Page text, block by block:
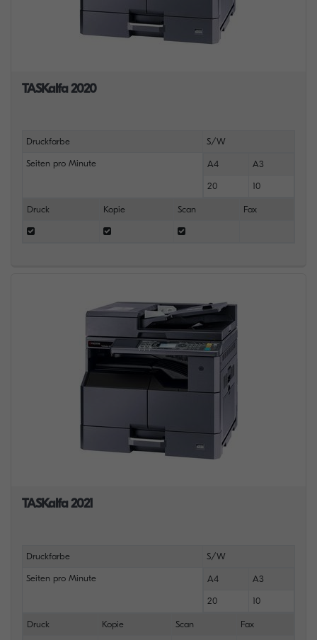
TASKalfa 2020
Druckfarbe S/W
Seiten pro Minute A4 A3
20 10
Druck Kopie Scan Fax
TASKalfa 2021
Druckfarbe S/W
Seiten pro Minute A4 A3
20 10
Druck Kopie Scan Fax